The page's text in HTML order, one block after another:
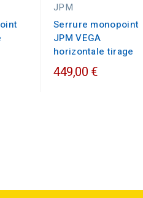
JPM
Serrure monopoint
JPM VEGA
horizontale tirage
449,00 €